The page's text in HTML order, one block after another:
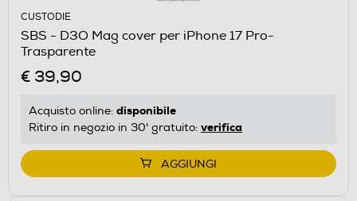
CUSTODIE
SBS - D3O Mag cover per iPhone 17 Pro-
Trasparente
€ 39,90
Acquisto online: disponibile
Ritiro in negozio in 30' gratuito: verifica
AGGIUNGI